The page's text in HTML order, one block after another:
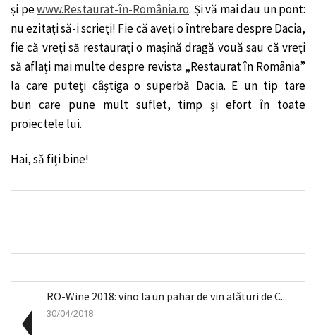
și pewww.Restaurat-în-România.ro. Și vă mai dau un pont:
nu ezitați să-i scrieți! Fie că aveți o întrebare despre Dacia,
fie că vreți să restaurați o mașină dragă vouă sau că vreți
să aflați mai multe despre revista „Restaurat în România”
la care puteți câștiga o superbă Dacia. E un tip tare
bun care pune mult suflet, timp și efort în toate
proiectele lui.
Hai, să fiți bine!
RO-Wine 2018: vino la un pahar de vin alături de C...
30/04/2018